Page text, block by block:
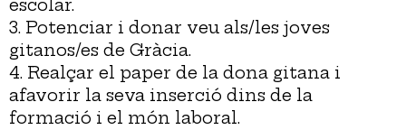
escolar.
3. Potenciar i donar veu als/les joves
gitanos/es de Gràcia.
4. Realçar el paper de la dona gitana i
afavorir la seva inserció dins de la
formació i el món laboral.